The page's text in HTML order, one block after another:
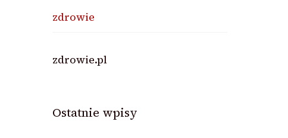
zdrowie
zdrowie.pl
Ostatnie wpisy